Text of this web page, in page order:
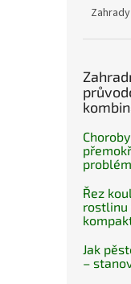
Řez
rostlinu
Jak
–